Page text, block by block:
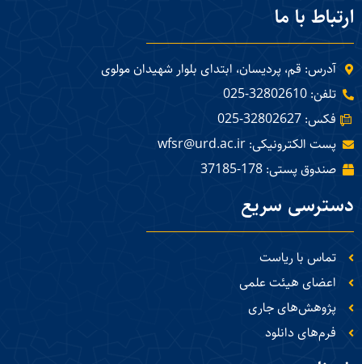
ارتباط با ما
آدرس: قم، پردیسان، ابتدای بلوار شهیدان مولوی
تلفن: 32802610-025
فکس: 32802627-025
پست الکترونیکی: wfsr@urd.ac.ir
صندوق پستی: 178-37185
دسترسی سریع
تماس با ریاست
اعضای هیئت علمی
پژوهش‌های جاری
فرم‌های دانلود